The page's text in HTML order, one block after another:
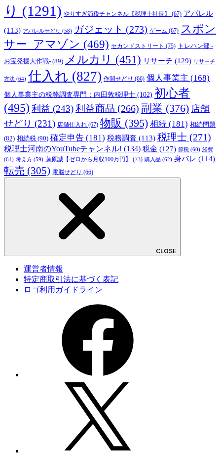
り (1291) やりすぎ節税チャンネル【税理士社長】 (67) アパレル
(113) アパレルせどり (58) ガジェット (273) ゲーム (67) スポン
サー_アマゾン (469) セカンドストリート (75) トレハン部 -
お宝発掘大作戦- (89) メルカリ (451) リサーチ (129) リサーチ
方法 (64) 仕入れ (827) 作間せどり (66) 個人事業主 (168)
個人事業主の税務調査専門：内田敦税理士 (102) 初心者
(495) 利益 (243)利益商品 (266) 副業 (376) 店舗
せどり (231) 店舗仕入れ (67) 物販 (395) 相続 (181) 相続問題
(82) 相続税 (90) 確定申告 (181) 税務調査 (113) 税理士 (271)
税理士河南のYouTubeチャンネル! (134) 税金 (127) 節税 (60) 経費
(61) 考え方 (59) 藤原誠【ゼロから月収100万円】 (73) 購入品 (62) 身バレ (114)
転売 (305) 電脳せどり (66)
CLOSE
運営者情報
特定商取引法に基づく表記
ロゴ利用ガイドライン